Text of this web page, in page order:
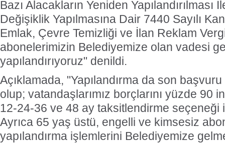
Bazı Alacakların Yeniden Yapılandırılması
Değişiklik Yapılmasına Dair 7440 Sayılı
Emlak, Çevre Temizliği ve İlan Reklam
abonelerimizin Belediyemize olan vadesi
yapılandırıyoruz" denildi.
Açıklamada, "Yapılandırma da son
olup; vatandaşlarımız borçlarını yüzde 90
12-24-36 ve 48 ay taksitlendirme seçeneği
Ayrıca 65 yaş üstü, engelli ve kimsesiz
yapılandırma işlemlerini Belediyemize